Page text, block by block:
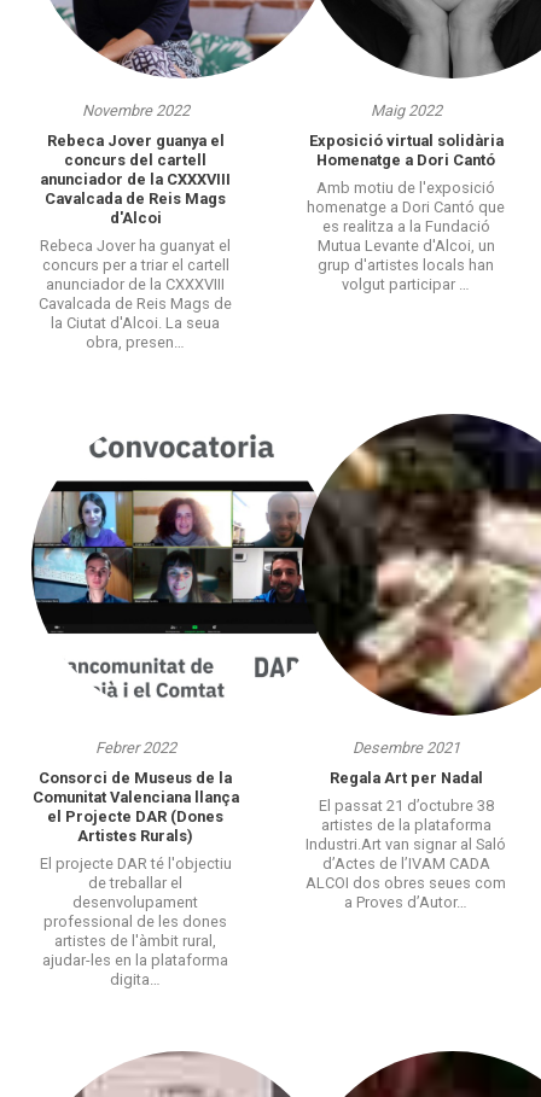
Novembre 2022
Rebeca Jover guanya el
concurs del cartell
anunciador de la CXXXVIII
Cavalcada de Reis Mags
d'Alcoi
Rebeca Jover ha guanyat el
concurs per a triar el cartell
anunciador de la CXXXVIII
Cavalcada de Reis Mags de
la Ciutat d'Alcoi. La seua
obra, presen…
Maig 2022
Exposició virtual solidària
Homenatge a Dori Cantó
Amb motiu de l'exposició
homenatge a Dori Cantó que
es realitza a la Fundació
Mutua Levante d'Alcoi, un
grup d'artistes locals han
volgut participar …
Febrer 2022
Consorci de Museus de la
Comunitat Valenciana llança
el Projecte DAR (Dones
Artistes Rurals)
El projecte DAR té l'objectiu
de treballar el
desenvolupament
professional de les dones
artistes de l'àmbit rural,
ajudar-les en la plataforma
digita…
Desembre 2021
Regala Art per Nadal
El passat 21 d’octubre 38
artistes de la plataforma
Industri.Art van signar al Saló
d’Actes de l’IVAM CADA
ALCOI dos obres seues com
a Proves d’Autor…